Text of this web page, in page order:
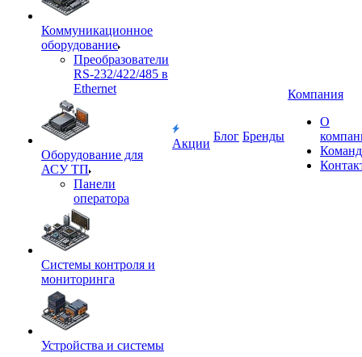
Коммуникационное
оборудование
Преобразователи
RS-232/422/485 в
Ethernet
Оборудование для
АСУ ТП
Панели
оператора
Системы контроля и
мониторинга
Устройства и системы
Акции
Блог Бренды
Компания
О